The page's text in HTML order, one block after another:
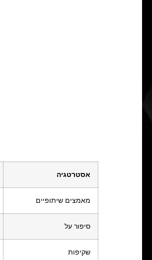
אסטרטגיה
מאמצים שיתופיים
סיפור על
שקיפות